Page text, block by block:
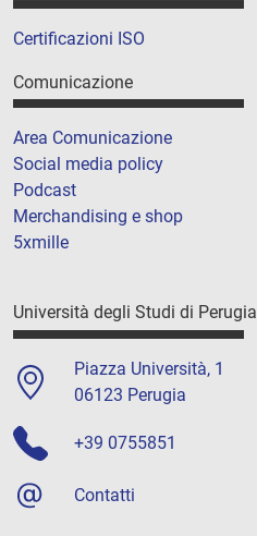
Certificazioni ISO
Comunicazione
Area Comunicazione
Social media policy
Podcast
Merchandising e shop
5xmille
Università degli Studi di Perugia
Piazza Università, 1
06123 Perugia
+39 0755851
Contatti